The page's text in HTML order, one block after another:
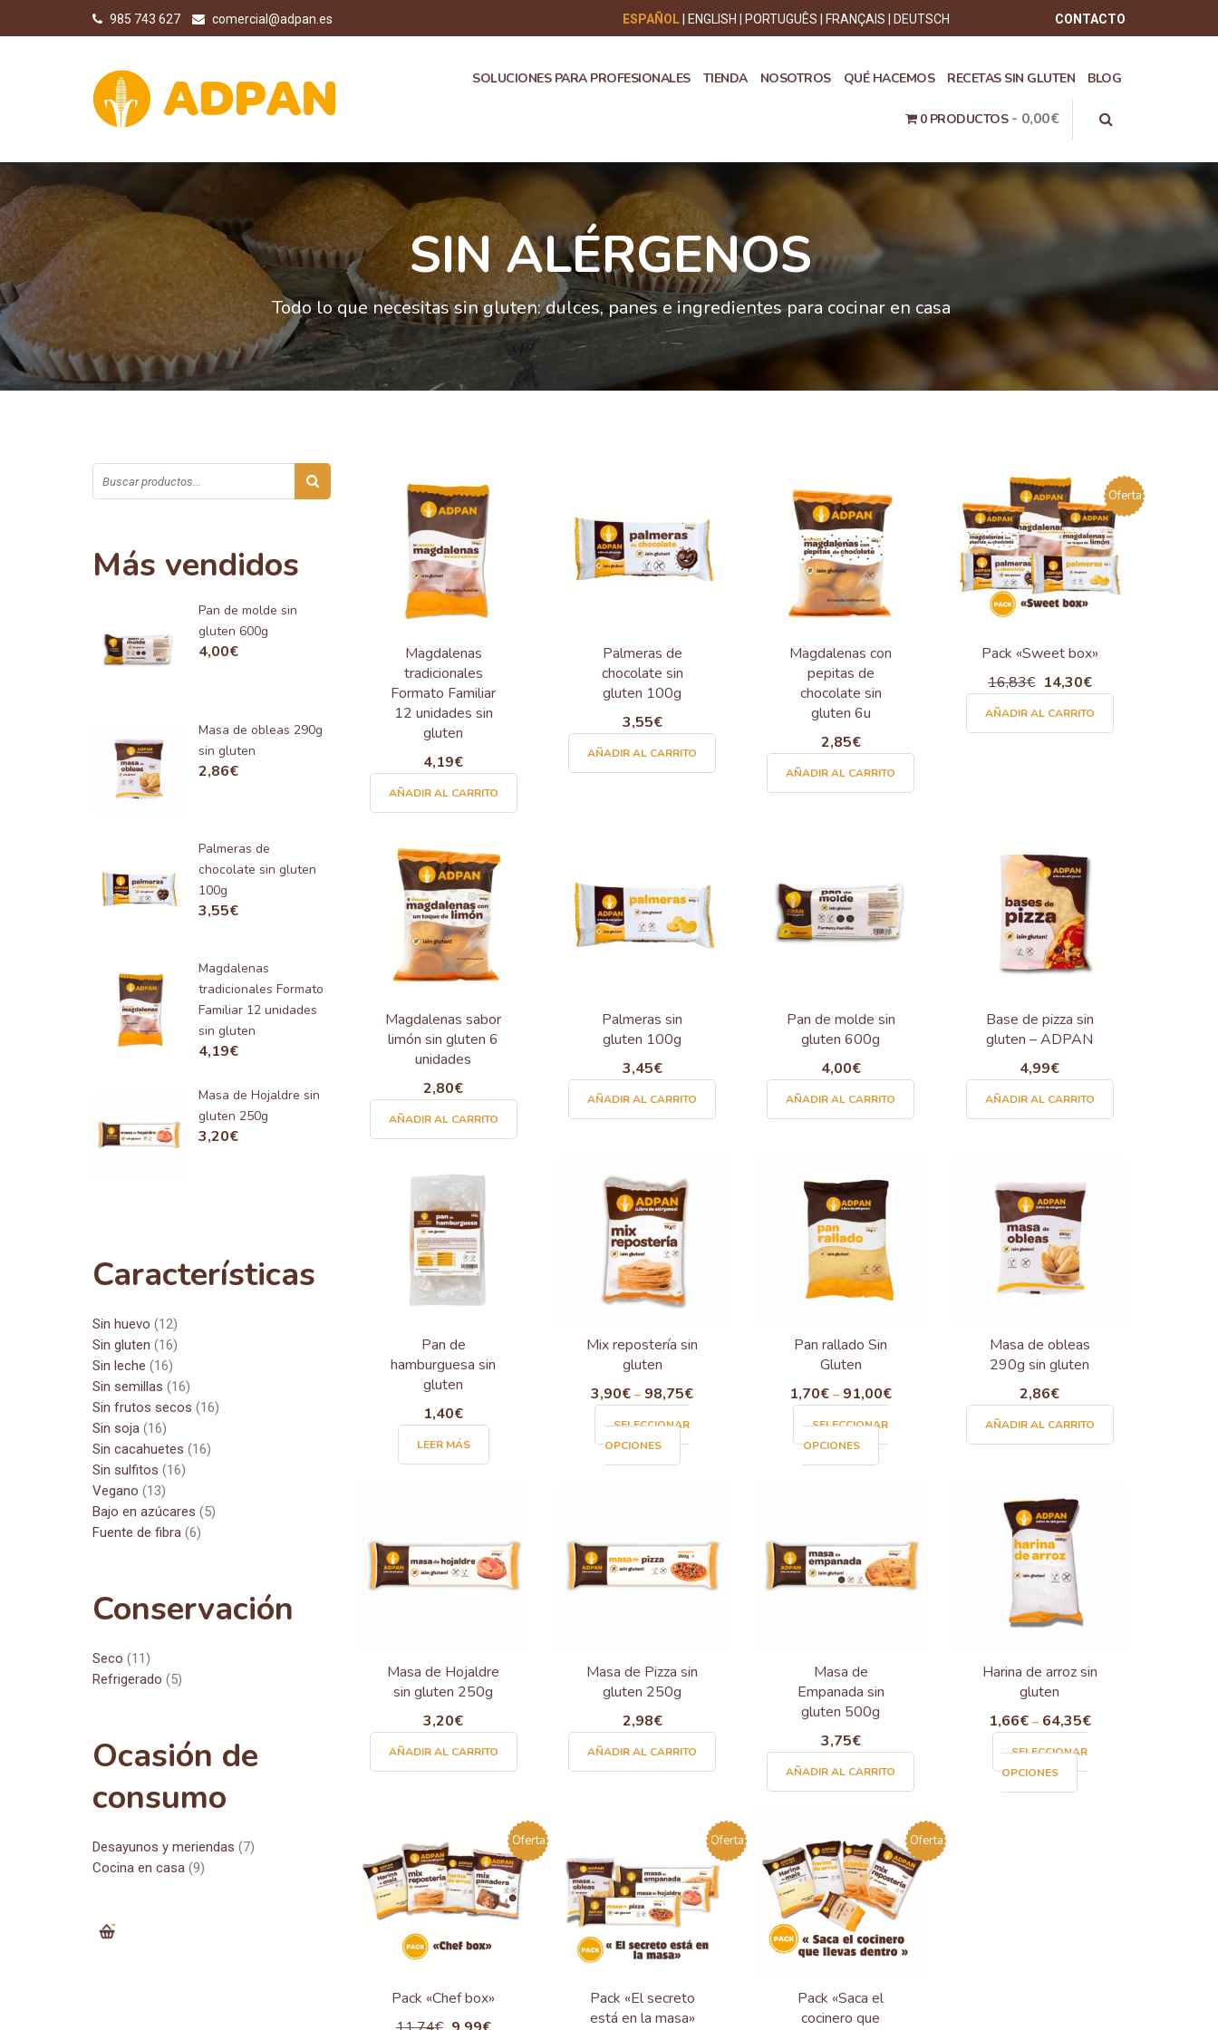
985 743 627 comercial@adpan.es CONTACTO
ESPAÑOL ENGLISH PORTUGUÊS FRANÇAIS DEUTSCH
SOLUCIONES PARA PROFESIONALES TIENDA NOSOTROS QUÉ HACEMOS RECETAS SIN GLUTEN BLOG
0 PRODUCTOS 0,00€
SIN ALÉRGENOS
Magdalenas
tradicionales
Formato Familiar
12 unidades sin
gluten
4,19€
AÑADIR AL CARRITO
Palmeras de
chocolate sin
gluten 100g
3,55€
AÑADIR AL CARRITO
Magdalenas con
pepitas de
chocolate sin
gluten 6u
2,85€
AÑADIR AL CARRITO
Oferta
Pack «Sweet box»
16,83€ El
original
14,30€El
precio
actual
AÑADIR AL CARRITO
Magdalenas sabor
limón sin gluten 6
unidades
2,80€
AÑADIR AL CARRITO
Palmeras sin
gluten 100g
3,45€
AÑADIR AL CARRITO
Pan de molde sin
gluten 600g
4,00€
AÑADIR AL CARRITO
Base de pizza sin
gluten – ADPAN
4,99€
AÑADIR AL CARRITO
Pan de
hamburguesa sin
gluten
1,40€
LEER MÁS
Mix repostería sin
gluten
3,90€ – 98,75€
SELECCIONAR
OPCIONES
Este
producto
Las
opciones
se
la
de
Pan rallado Sin
Gluten
1,70€ – 91,00€
SELECCIONAR
OPCIONES
Este
producto
Las
opciones
se
producto
Masa de obleas
290g sin gluten
2,86€
AÑADIR AL CARRITO
Masa de Hojaldre
sin gluten 250g
3,20€
AÑADIR AL CARRITO
Masa de Pizza sin
gluten 250g
2,98€
AÑADIR AL CARRITO
Masa de
Empanada sin
gluten 500g
3,75€
AÑADIR AL CARRITO
Harina de arroz sin
gluten
1,66€– 64,35€
SELECCIONAR
OPCIONES
Este
producto
Oferta
Pack «Chef box»
El
El
Oferta
Pack «El secreto
está en la masa»
Oferta
Pack «Saca el
cocinero que
Más vendidos
Pan de molde sin
gluten 600g
4,00€
Masa de obleas 290g
sin gluten
2,86€
Palmeras de
chocolate sin gluten
100g
3,55€
Magdalenas
tradicionales Formato
Familiar 12 unidades
sin gluten
4,19€
Masa de Hojaldre sin
gluten 250g
3,20€
Características
Sin huevo (12)
Sin gluten (16)
Sin leche (16)
Sin semillas (16)
Sin frutos secos (16)
Sin soja (16)
Sin cacahuetes (16)
Sin sulfitos (16)
Vegano (13)
Bajo en azúcares (5)
Fuente de fibra (6)
Conservación
Seco (11)
Refrigerado (5)
Ocasión de
consumo
Desayunos y meriendas (7)
Cocina en casa (9)